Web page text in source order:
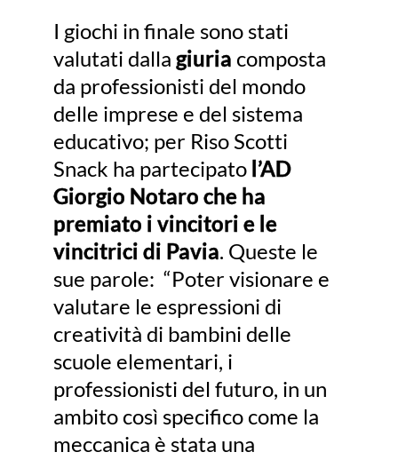
I giochi in finale sono stati
valutati dalla giuria composta
da professionisti del mondo
delle imprese e del sistema
educativo; per Riso Scotti
Snack ha partecipato l’AD
Giorgio Notaro che ha
premiato i vincitori e le
vincitrici di Pavia. Queste le
sue parole: “Poter visionare e
valutare le espressioni di
creatività di bambini delle
scuole elementari, i
professionisti del futuro, in un
ambito così specifico come la
meccanica è stata una